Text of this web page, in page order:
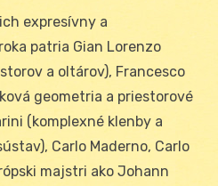
expresívny a
patria Gian Lorenzo
a oltárov), Francesco
geometria a priestorové
(komplexné klenby a
Carlo Maderno, Carlo
majstri ako Johann